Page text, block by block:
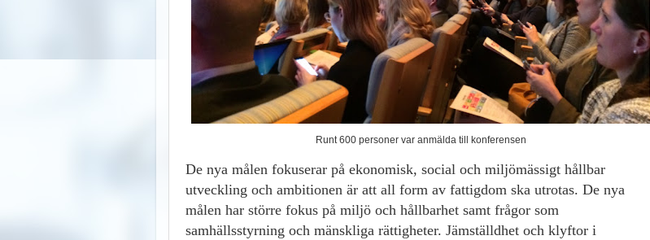
Runt 600 personer var anmälda till konferensen
De nya målen fokuserar på ekonomisk, social och miljömässigt hållbar
utveckling och ambitionen är att all form av fattigdom ska utrotas. De nya
målen har större fokus på miljö och hållbarhet samt frågor som
samhällsstyrning och mänskliga rättigheter. Jämställdhet och klyftor i